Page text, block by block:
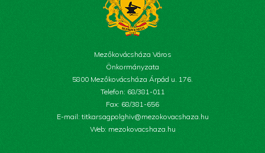
Mezőkovácsháza Város
Önkormányzata
5800 Mezőkovácsháza Árpád u. 176.
Telefon: 68/381-011
Fax: 68/381-656
E-mail: titkarsagpolghiv@mezokovacshaza.hu
Web: mezokovacshaza.hu